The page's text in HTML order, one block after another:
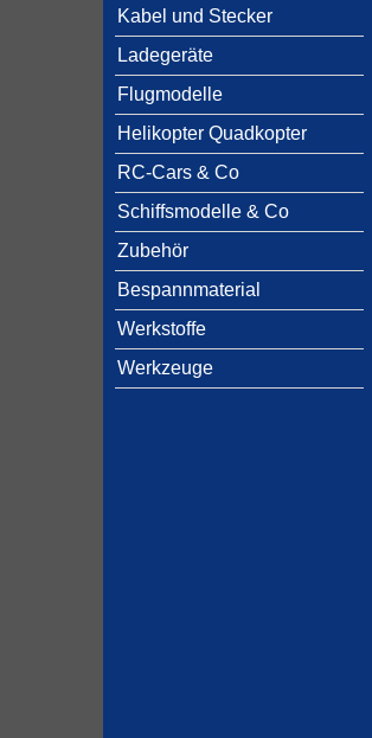
Kabel und Stecker
Ladegeräte
Flugmodelle
Helikopter Quadkopter
RC-Cars & Co
Schiffsmodelle & Co
Zubehör
Bespannmaterial
Werkstoffe
Werkzeuge